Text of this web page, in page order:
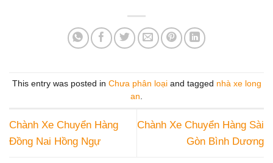
This entry was posted in Chưa phân loạiand tagged nhà xe long
an.
Chành Xe Chuyển Hàng
Đồng Nai Hồng Ngự
Chành Xe Chuyển Hàng Sài
Gòn Bình Dương